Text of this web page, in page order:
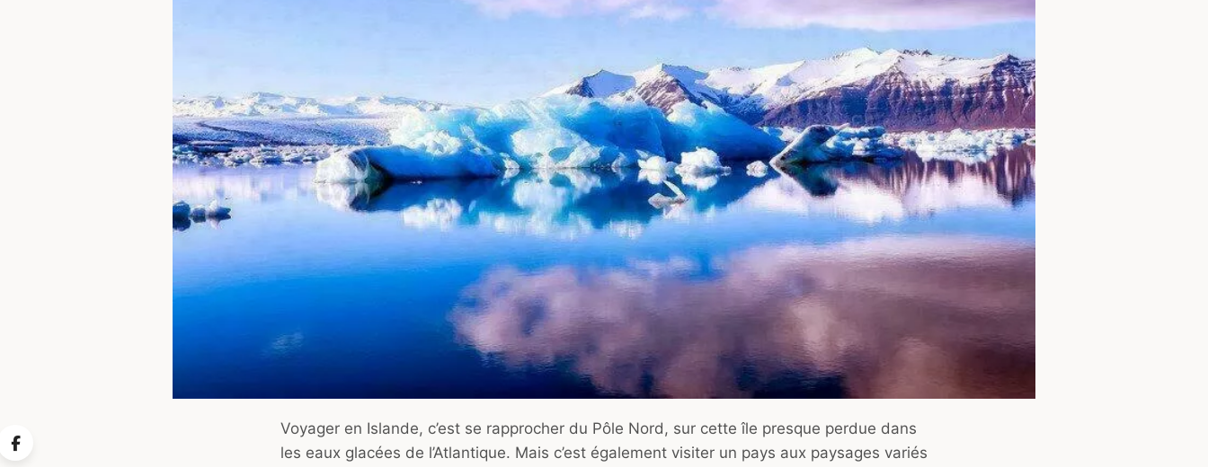
Voyager en Islande, c’est se rapprocher du Pôle Nord, sur cette île presque perdue dans
les eaux glacées de l’Atlantique. Mais c’est également visiter un pays aux paysages variés